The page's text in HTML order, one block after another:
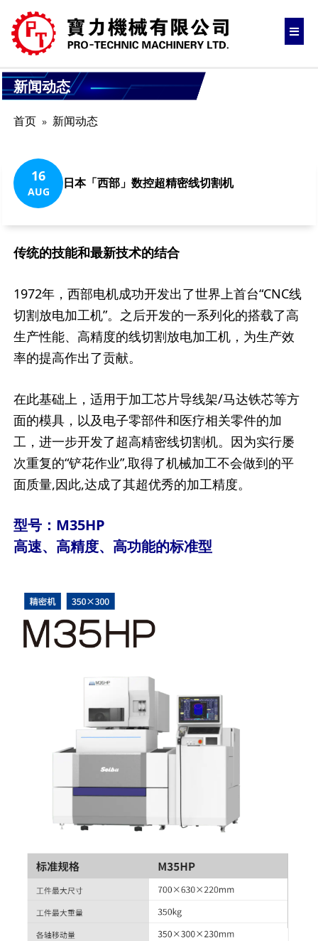
新闻动态
首页 新闻动态
16
AUG
日本「西部」数控超精密线切割机
传统的技能和最新技术的结合
1972年，西部电机成功开发出了世界上首台“CNC线
切割放电加工机”。之后开发的一系列化的搭载了高
生产性能、高精度的线切割放电加工机，为生产效
率的提高作出了贡献。
在此基础上，适用于加工芯片导线架/马达铁芯等方
面的模具，以及电子零部件和医疗相关零件的加
工，进一步开发了超高精密线切割机。因为实行屡
次重复的“铲花作业”,取得了机械加工不会做到的平
面质量,因此,达成了其超优秀的加工精度。
型号：M35HP
高速、高精度、高功能的标准型